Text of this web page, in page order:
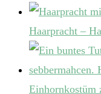
Haarpracht –
Einhornkostüm